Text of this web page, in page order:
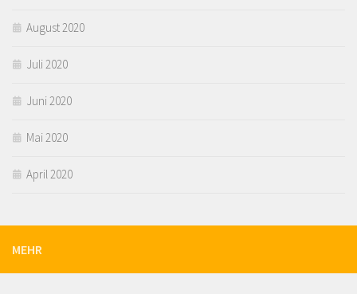
August 2020
Juli 2020
Juni 2020
Mai 2020
April 2020
MEHR